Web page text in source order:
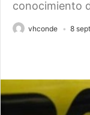
conocimiento
vhconde 8